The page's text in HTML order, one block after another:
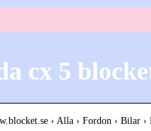
cx 5
› Alla › Fordon › Bilar ›